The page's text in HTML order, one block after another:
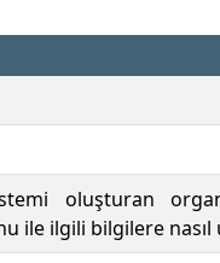
oluşturan
ile ilgili bilgilere